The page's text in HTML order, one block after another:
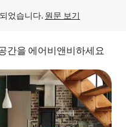
었습니다. 원문 보기
간을 에어비앤비하세요